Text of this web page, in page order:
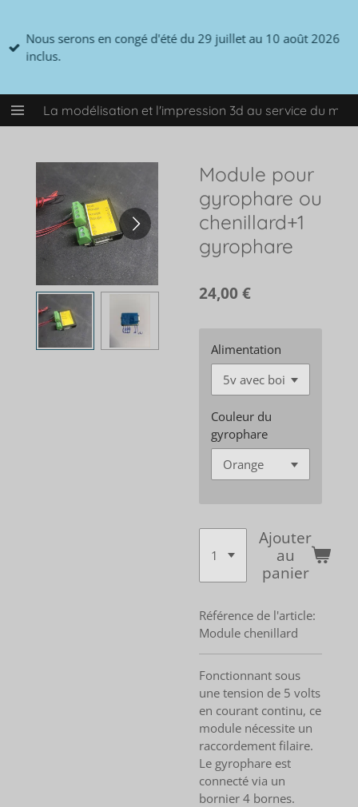
contenu
La modélisation et l'impression 3d au service du
Nous serons en congé d'été du 29 juillet au 10 août 2026
inclus.
Module pour
gyrophare ou
chenillard+1
gyrophare
24,00 €
Alimentation
Couleur du
gyrophare
Ajouter
au
panier
Référence de l'article:
Module chenillard
Fonctionnant sous
une tension de 5 volts
en courant continu, ce
module nécessite un
raccordement filaire.
Le gyrophare est
connecté via un
bornier 4 bornes.